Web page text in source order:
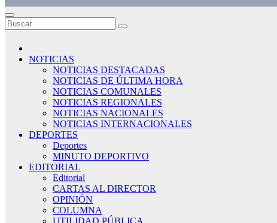
NOTICIAS
NOTICIAS DESTACADAS
NOTICIAS DE ÚLTIMA HORA
NOTICIAS COMUNALES
NOTICIAS REGIONALES
NOTICIAS NACIONALES
NOTICIAS INTERNACIONALES
DEPORTES
Deportes
MINUTO DEPORTIVO
EDITORIAL
Editorial
CARTAS AL DIRECTOR
OPINIÓN
COLUMNA
UTILIDAD PÚBLICA